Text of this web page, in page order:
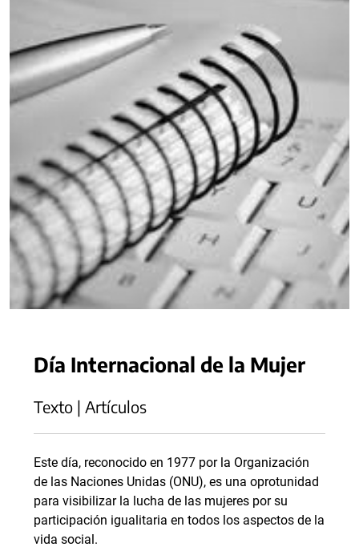
Día Internacional de la Mujer
Texto | Artículos
Este día, reconocido en 1977 por la Organización
de las Naciones Unidas (ONU), es una oprotunidad
para visibilizar la lucha de las mujeres por su
participación igualitaria en todos los aspectos de la
vida social.